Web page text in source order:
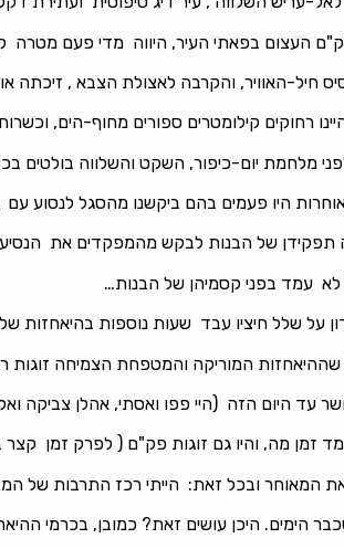
העצום בפאתי העיר, היווה מדי פעם מטרה
חיל-האוויר, והקרבה לאצולת הצבא , זיכתה
רחוקים קילומטרים ספורים מחוף-הים,
מלחמת יום-כיפור, השקט והשלווה בולטים
היו פעמים בהם ביקשנו מהסגל לנסוע
תפקידן של הבנות לבקש מהמפקדים את
עמד בפני קסמיהן של הבנות…
על שלל חיציו עבד שעות נוספות בהיאחזות
שההיאחזות המוריקה והמטפחת הצמיחה זוגות
עד היום הזה (היי פפו ואסתי, אהלן צביקה
זמן מה, והיו גם זוגות פק"ם ( לפרק זמן קצר
המאוחר ובכל זאת: הייתי רכז התרבות של
הימים. היכן עושים זאת? כמובן, בכרמי